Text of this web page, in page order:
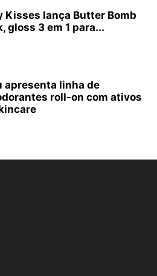
Kisses lança Butter Bomb
gloss 3 em 1 para...
apresenta linha de
roll-on com ativos